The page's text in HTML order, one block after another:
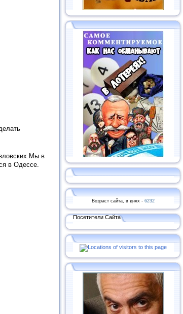
в
в Одессе.
Возраст сайта, в днях - 6232
Посетители Сайта